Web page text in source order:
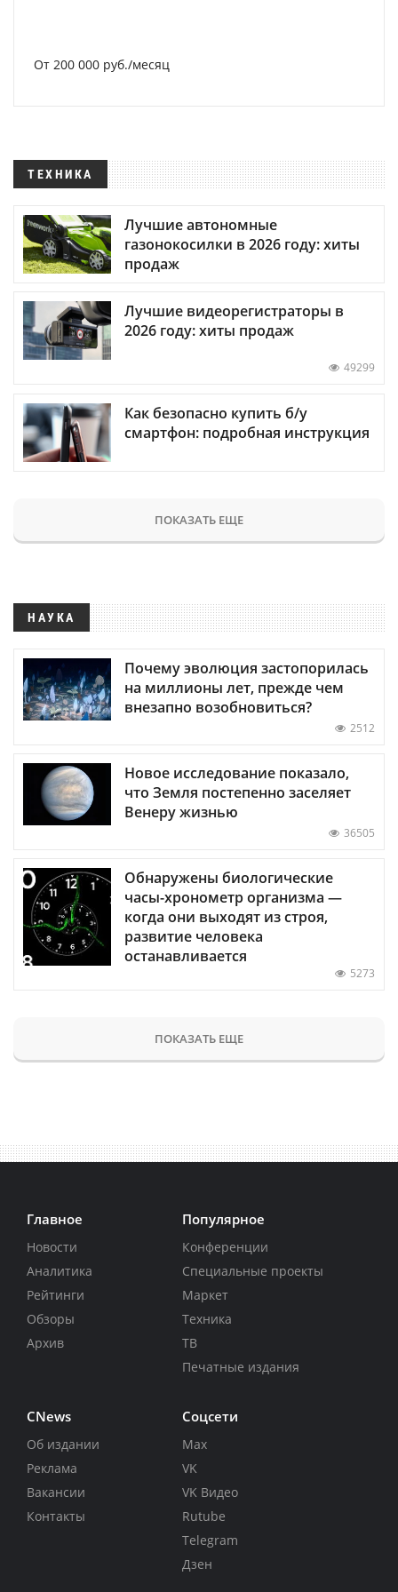
От 200 000 руб./месяц
ТЕХНИКА
Лучшие автономные
газонокосилки в 2026 году: хиты
продаж
Лучшие видеорегистраторы в
2026 году: хиты продаж
49299
Как безопасно купить б/у
смартфон: подробная инструкция
ПОКАЗАТЬ ЕЩЕ
НАУКА
Почему эволюция застопорилась
на миллионы лет, прежде чем
внезапно возобновиться?
2512
Новое исследование показало,
что Земля постепенно заселяет
Венеру жизнью
36505
Обнаружены биологические
часы-хронометр организма —
когда они выходят из строя,
развитие человека
останавливается
5273
ПОКАЗАТЬ ЕЩЕ
Главное
Новости
Аналитика
Рейтинги
Обзоры
Архив
Популярное
Конференции
Специальные проекты
Маркет
Техника
ТВ
Печатные издания
CNews
Об издании
Реклама
Вакансии
Контакты
Соцсети
Max
VK
VK Видео
Rutube
Telegram
Дзен